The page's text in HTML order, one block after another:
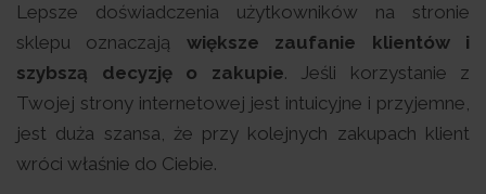
Lepsze doświadczenia użytkowników na stronie
sklepu oznaczają większe zaufanie klientów i
szybszą decyzję o zakupie. Jeśli korzystanie z
Twojej strony internetowej jest intuicyjne i przyjemne,
jest duża szansa, że przy kolejnych zakupach klient
wróci właśnie do Ciebie.